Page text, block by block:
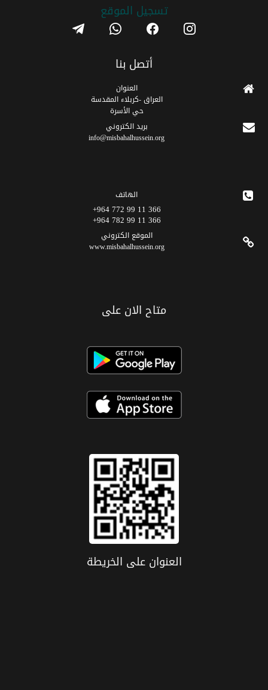
تسجیل الموقع instagram
facebook
whatsapp
telegram
أتصل بنا
العنوان
العراق -كربلاء المقدسة
حي الأسرة
برید الکتروني
info@misbahalhussein.org
الهاتف
366 11 99 772 964+
366 11 99 782 964+
الموقع الکتروني
www.misbahalhussein.org
متاح الان على
العنوان علی الخریطة